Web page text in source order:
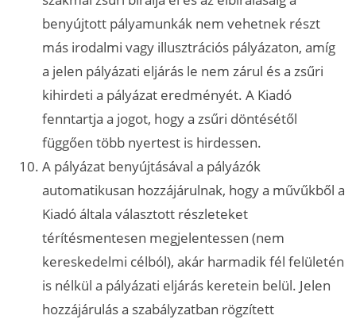
benyújtott pályamunkák nem vehetnek részt
más irodalmi vagy illusztrációs pályázaton, amíg
a jelen pályázati eljárás le nem zárul és a zsűri
kihirdeti a pályázat eredményét. A Kiadó
fenntartja a jogot, hogy a zsűri döntésétől
függően több nyertest is hirdessen.
A pályázat benyújtásával a pályázók
automatikusan hozzájárulnak, hogy a művűkből a
Kiadó általa választott részleteket
térítésmentesen megjelentessen (nem
kereskedelmi célból), akár harmadik fél felületén
is nélkül a pályázati eljárás keretein belül. Jelen
hozzájárulás a szabályzatban rögzített